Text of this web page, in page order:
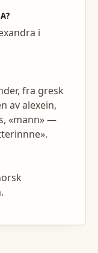
?
i
fra gresk
av alexein,
«mann» —